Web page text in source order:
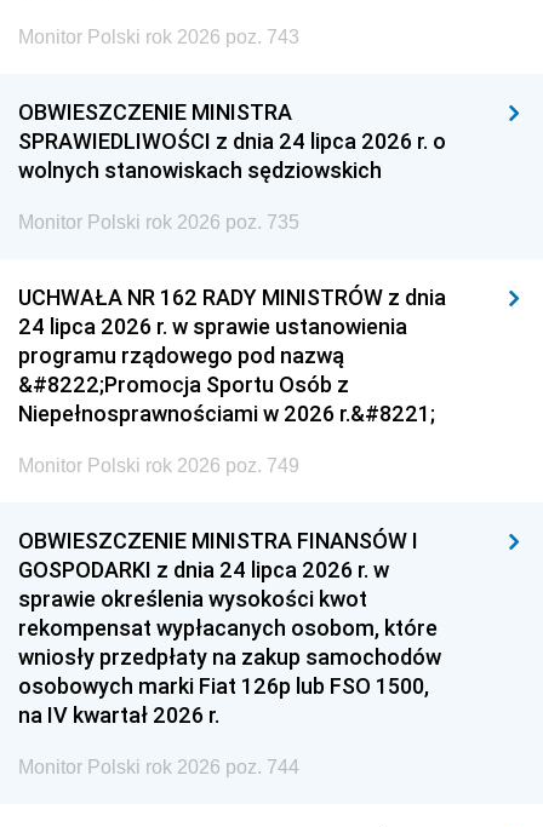
Monitor Polski rok 2026 poz. 743
OBWIESZCZENIE MINISTRA
SPRAWIEDLIWOŚCI z dnia 24 lipca 2026 r. o
wolnych stanowiskach sędziowskich
Monitor Polski rok 2026 poz. 735
UCHWAŁA NR 162 RADY MINISTRÓW z dnia
24 lipca 2026 r. w sprawie ustanowienia
programu rządowego pod nazwą
&#8222;Promocja Sportu Osób z
Niepełnosprawnościami w 2026 r.&#8221;
Monitor Polski rok 2026 poz. 749
OBWIESZCZENIE MINISTRA FINANSÓW I
GOSPODARKI z dnia 24 lipca 2026 r. w
sprawie określenia wysokości kwot
rekompensat wypłacanych osobom, które
wniosły przedpłaty na zakup samochodów
osobowych marki Fiat 126p lub FSO 1500,
na IV kwartał 2026 r.
Monitor Polski rok 2026 poz. 744